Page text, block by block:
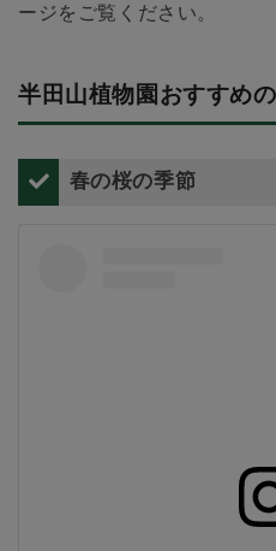
ージをご覧ください。
半田山植物園おすすめ
春の桜の季節